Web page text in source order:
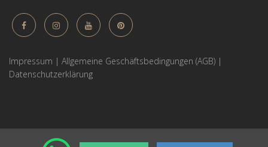
Impressum | Allgemeine Geschäftsbedingungen (AGB) |
Datenschutzerklärung